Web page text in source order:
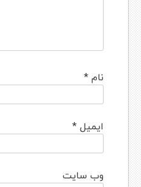
نام*
ایمیل*
وب‌ سایت